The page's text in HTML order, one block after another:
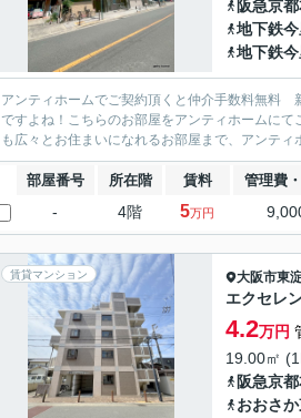
阪急京
地下鉄
地下鉄
アンティホームでご契約頂くと仲介手数料無料
ですよね！こちらのお部屋をアンティホームに
も広々とお住まいになれるお部屋まで、アンティ
部屋番号 所在階 賃料 管理費
- 4階 5万円
賃貸マンション 大阪市東
エクセレ
4.2万円
19.00㎡
阪急京
おおさ